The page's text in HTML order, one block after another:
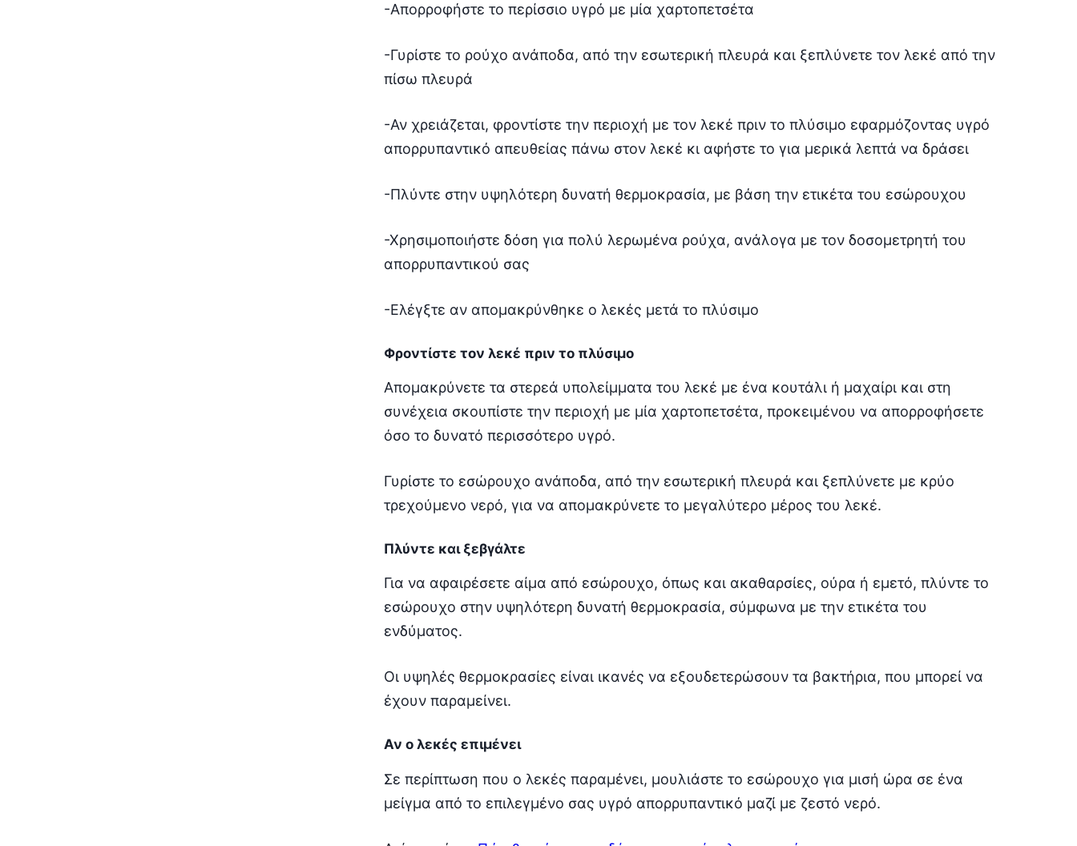
-Απορροφήστε το περίσσιο υγρό με μία χαρτοπετσέτα
-Γυρίστε το ρούχο ανάποδα, από την εσωτερική πλευρά και ξεπλύνετε τον λεκέ από την
πίσω πλευρά
-Αν χρειάζεται, φροντίστε την περιοχή με τον λεκέ πριν το πλύσιμο εφαρμόζοντας υγρό
απορρυπαντικό απευθείας πάνω στον λεκέ κι αφήστε το για μερικά λεπτά να δράσει
-Πλύντε στην υψηλότερη δυνατή θερμοκρασία, με βάση την ετικέτα του εσώρουχου
-Χρησιμοποιήστε δόση για πολύ λερωμένα ρούχα, ανάλογα με τον δοσομετρητή του
απορρυπαντικού σας
-Ελέγξτε αν απομακρύνθηκε ο λεκές μετά το πλύσιμο
Φροντίστε τον λεκέ πριν το πλύσιμο
Απομακρύνετε τα στερεά υπολείμματα του λεκέ με ένα κουτάλι ή μαχαίρι και στη
συνέχεια σκουπίστε την περιοχή με μία χαρτοπετσέτα, προκειμένου να απορροφήσετε
όσο το δυνατό περισσότερο υγρό.
Γυρίστε το εσώρουχο ανάποδα, από την εσωτερική πλευρά και ξεπλύνετε με κρύο
τρεχούμενο νερό, για να απομακρύνετε το μεγαλύτερο μέρος του λεκέ.
Πλύντε και ξεβγάλτε
Για να αφαιρέσετε αίμα από εσώρουχο, όπως και ακαθαρσίες, ούρα ή εμετό, πλύντε το
εσώρουχο στην υψηλότερη δυνατή θερμοκρασία, σύμφωνα με την ετικέτα του
ενδύματος.
Οι υψηλές θερμοκρασίες είναι ικανές να εξουδετερώσουν τα βακτήρια, που μπορεί να
έχουν παραμείνει.
Αν ο λεκές επιμένει
Σε περίπτωση που ο λεκές παραμένει, μουλιάστε το εσώρουχο για μισή ώρα σε ένα
μείγμα από το επιλεγμένο σας υγρό απορρυπαντικό μαζί με ζεστό νερό.